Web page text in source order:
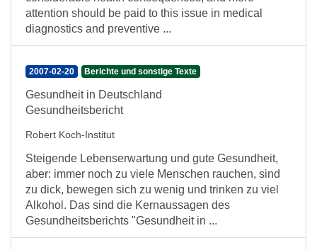
attention should be paid to this issue in medical
diagnostics and preventive ...
2007-02-20 Berichte und sonstige Texte
Gesundheit in Deutschland
Gesundheitsbericht
Robert Koch-Institut
Steigende Lebenserwartung und gute Gesundheit,
aber: immer noch zu viele Menschen rauchen, sind
zu dick, bewegen sich zu wenig und trinken zu viel
Alkohol. Das sind die Kernaussagen des
Gesundheitsberichts "Gesundheit in ...